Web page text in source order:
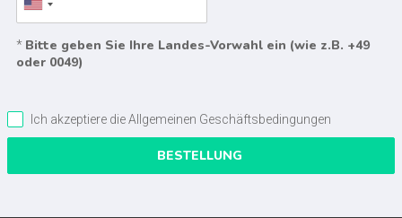
* Bitte geben Sie Ihre Landes-Vorwahl ein (wie z.B. +49
oder 0049)
Ich akzeptiere die Allgemeinen Geschäftsbedingungen
BESTELLUNG